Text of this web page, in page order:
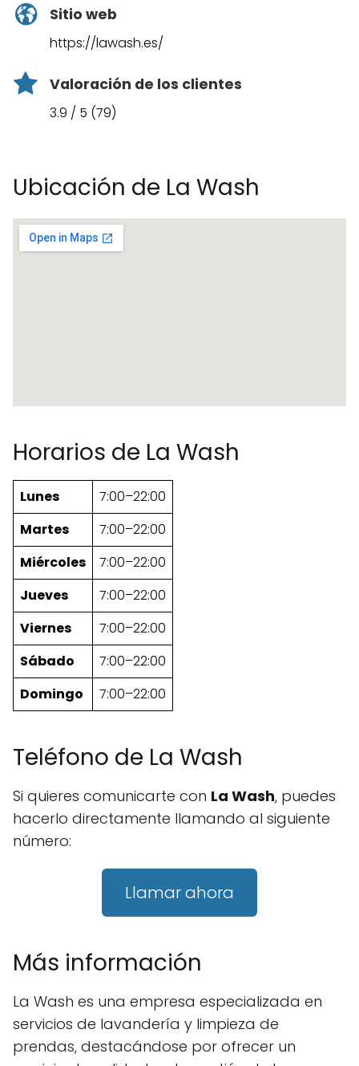
Sitio web
https://lawash.es/
Valoración de los clientes
3.9 / 5 (79)
Ubicación de La Wash
Horarios de La Wash
Lunes
7:00–22:00
Martes
7:00–22:00
Miércoles
7:00–22:00
Jueves
7:00–22:00
Viernes
7:00–22:00
Sábado
7:00–22:00
Domingo
7:00–22:00
Teléfono de La Wash
Si quieres comunicarte con La Wash, puedes
hacerlo directamente llamando al siguiente
número:
Llamar ahora
Más información
La Wash es una empresa especializada en
servicios de lavandería y limpieza de
prendas, destacándose por ofrecer un